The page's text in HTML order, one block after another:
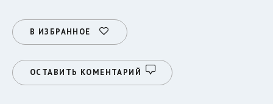
В ИЗБРАННОЕ
ОСТАВИТЬ КОМЕНТАРИЙ